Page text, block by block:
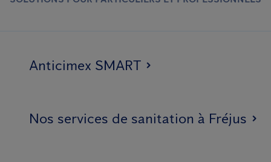
Anticimex SMART
Nos services de sanitation à Fréjus